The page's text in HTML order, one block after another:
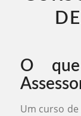
O
Um curso